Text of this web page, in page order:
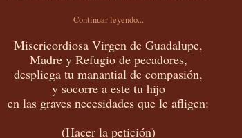
Continuar leyendo...
Misericordiosa Virgen de Guadalupe,
Madre y Refugio de pecadores,
despliega tu manantial de compasión,
y socorre a este tu hijo
en las graves necesidades que le afligen:
(Hacer la petición)